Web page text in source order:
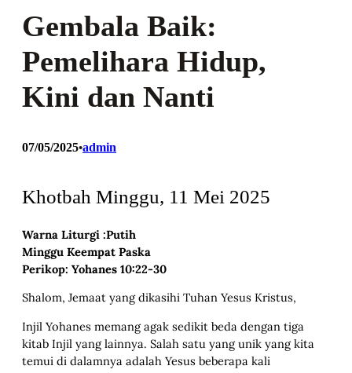
Gembala Baik:
Pemelihara Hidup,
Kini dan Nanti
07/05/2025•admin
Khotbah Minggu, 11 Mei 2025
Warna Liturgi :Putih
Minggu Keempat Paska
Perikop: Yohanes 10:22-30
Shalom, Jemaat yang dikasihi Tuhan Yesus Kristus,
Injil Yohanes memang agak sedikit beda dengan tiga
kitab Injil yang lainnya. Salah satu yang unik yang kita
temui di dalamnya adalah Yesus beberapa kali